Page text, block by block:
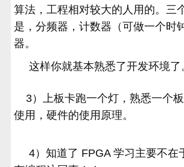
算法，工程相对较大的人用的。三
是，分频器，计数器（可做一个时
器。
这样你就基本熟悉了开发环境了
3）上板卡跑一个灯，熟悉一个
使用，硬件的使用原理。
4）知道了 FPGA 学习主要不在